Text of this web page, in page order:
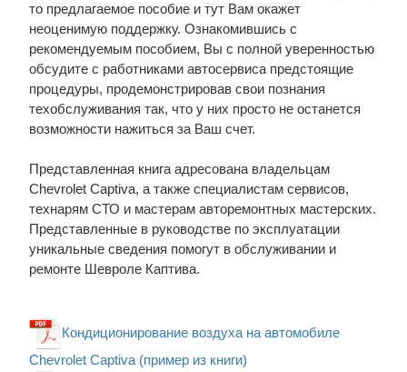
то предлагаемое пособие и тут Вам окажет
неоценимую поддержку. Ознакомившись с
рекомендуемым пособием, Вы с полной уверенностью
обсудите с работниками автосервиса предстоящие
процедуры, продемонстрировав свои познания
техобслуживания так, что у них просто не останется
возможности нажиться за Ваш счет.
Представленная книга адресована владельцам
Chevrolet Captiva, а также специалистам сервисов,
технарям СТО и мастерам авторемонтных мастерских.
Представленные в руководстве по эксплуатации
уникальные сведения помогут в обслуживании и
ремонте Шевроле Каптива.
Кондиционирование воздуха на автомобиле
Chevrolet Captiva (пример из книги)